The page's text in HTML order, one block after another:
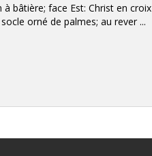
bâtière; face Est: Christ en croix
orné de palmes; au rever ...